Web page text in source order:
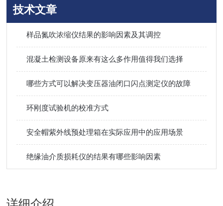
技术文章
样品氮吹浓缩仪结果的影响因素及其调控
混凝土检测设备原来有这么多作用值得我们选择
哪些方式可以解决变压器油闭口闪点测定仪的故障
环刚度试验机的校准方式
安全帽紫外线预处理箱在实际应用中的应用场景
绝缘油介质损耗仪的结果有哪些影响因素